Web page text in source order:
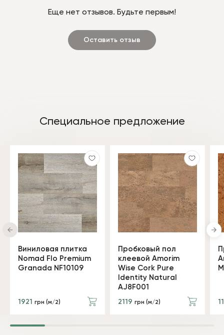
Еще нет отзывов. Будьте первым!
Оставить отзыв
Специальное предложение
Виниловая плитка
Nomad Flo Premium
Granada NF10109
1921 грн (м/2)
Пробковый пол
клеевой Amorim
Wise Cork Pure
Identity Natural
AJ8F001
2119 грн (м/2)